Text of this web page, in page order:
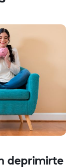
deprimirte